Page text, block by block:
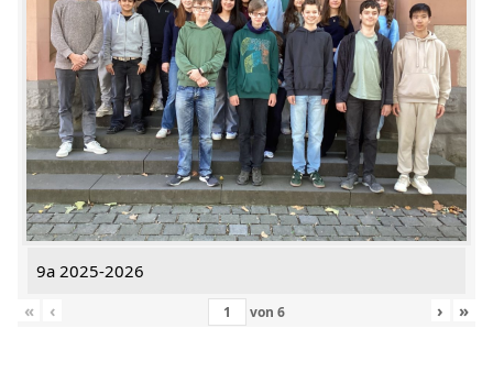
9a 2025-2026
«
‹ von 6 › »